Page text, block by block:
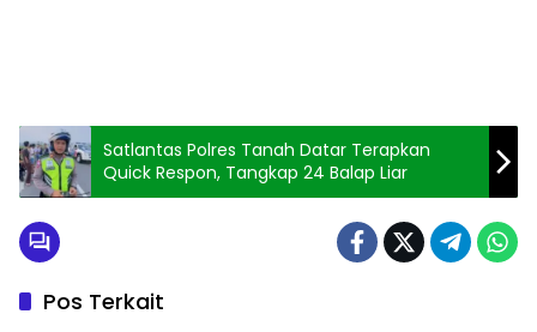
Satlantas Polres Tanah Datar Terapkan
Quick Respon, Tangkap 24 Balap Liar
Pos Terkait